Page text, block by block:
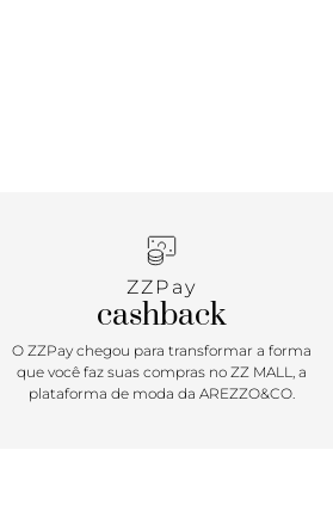
ZZPay
cashback
O ZZPay chegou para transformar a forma
que você faz suas compras no ZZ MALL, a
plataforma de moda da AREZZO&CO.